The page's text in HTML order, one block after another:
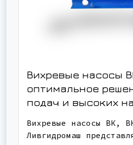
Вихревые насосы
оптимальное
подач и высоких
Вихревые насосы ВК,
Ливгидромаш